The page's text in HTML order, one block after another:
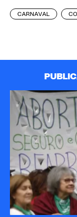
CARNAVAL